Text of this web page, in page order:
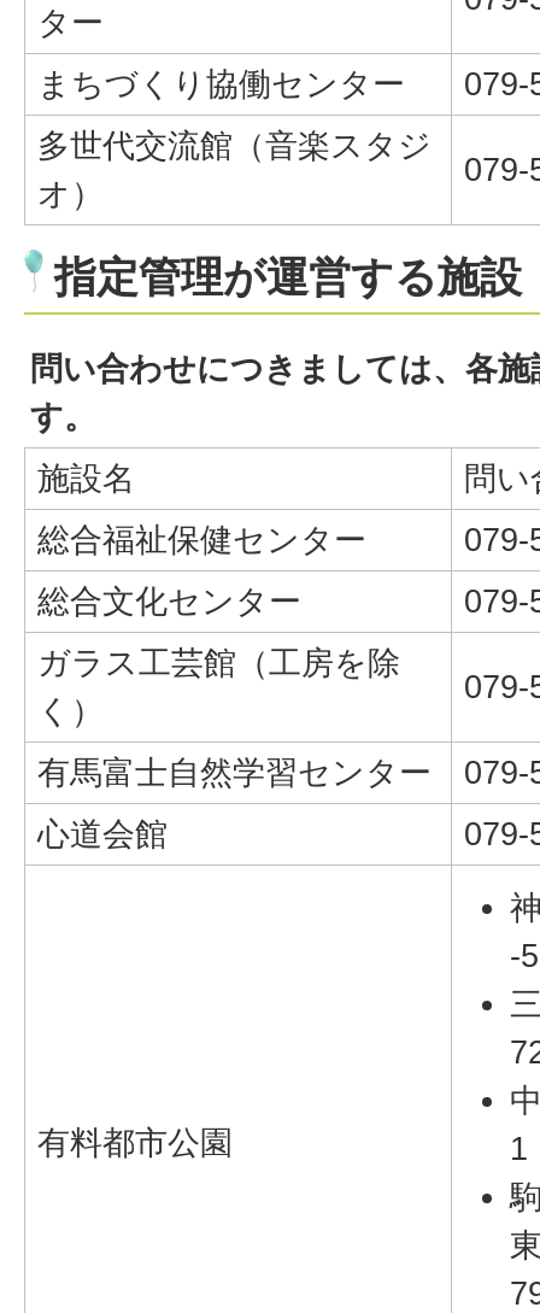
ター
まちづくり協働センター
079-
多世代交流館（音楽スタジ
オ）
079-
指定管理が運営する施設
問い合わせにつきましては、各
す。
施設名
問
総合福祉保健センター
079-
総合文化センター
079-
ガラス工芸館（工房を除
く）
079-
有馬富士自然学習センター
079-
心道会館
079-
有料都市公園
-
1